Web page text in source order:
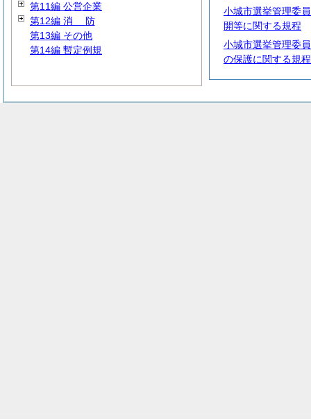
小城市選挙管理委
開等に関する規程
小城市選挙管理委
の保護に関する規程
第11編 公営企業
第12編 消 防
第13編 その他
第14編 暫定例規